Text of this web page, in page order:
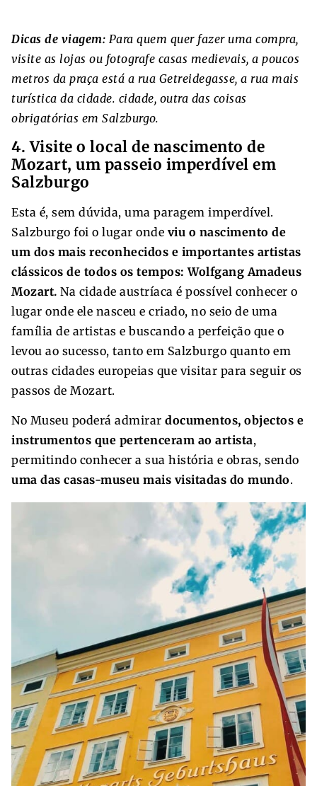
Dicas de viagem: Para quem quer fazer uma compra,
visite as lojas ou fotografe casas medievais, a poucos
metros da praça está a rua Getreidegasse, a rua mais
turística da cidade. cidade, outra das coisas
obrigatórias em Salzburgo.
4. Visite o local de nascimento de
Mozart, um passeio imperdível em
Salzburgo
Esta é, sem dúvida, uma paragem imperdível.
Salzburgo foi o lugar onde viu o nascimento de
um dos mais reconhecidos e importantes artistas
clássicos de todos os tempos: Wolfgang Amadeus
Mozart. Na cidade austríaca é possível conhecer o
lugar onde ele nasceu e criado, no seio de uma
família de artistas e buscando a perfeição que o
levou ao sucesso, tanto em Salzburgo quanto em
outras cidades europeias que visitar para seguir os
passos de Mozart.
No Museu poderá admirar documentos, objectos e
instrumentos que pertenceram ao artista,
permitindo conhecer a sua história e obras, sendo
uma das casas-museu mais visitadas do mundo.